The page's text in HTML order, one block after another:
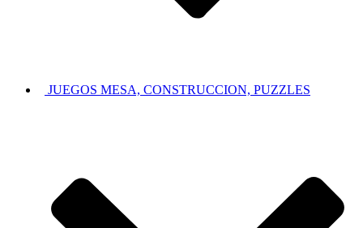
JUEGOS MESA, CONSTRUCCION, PUZZLES